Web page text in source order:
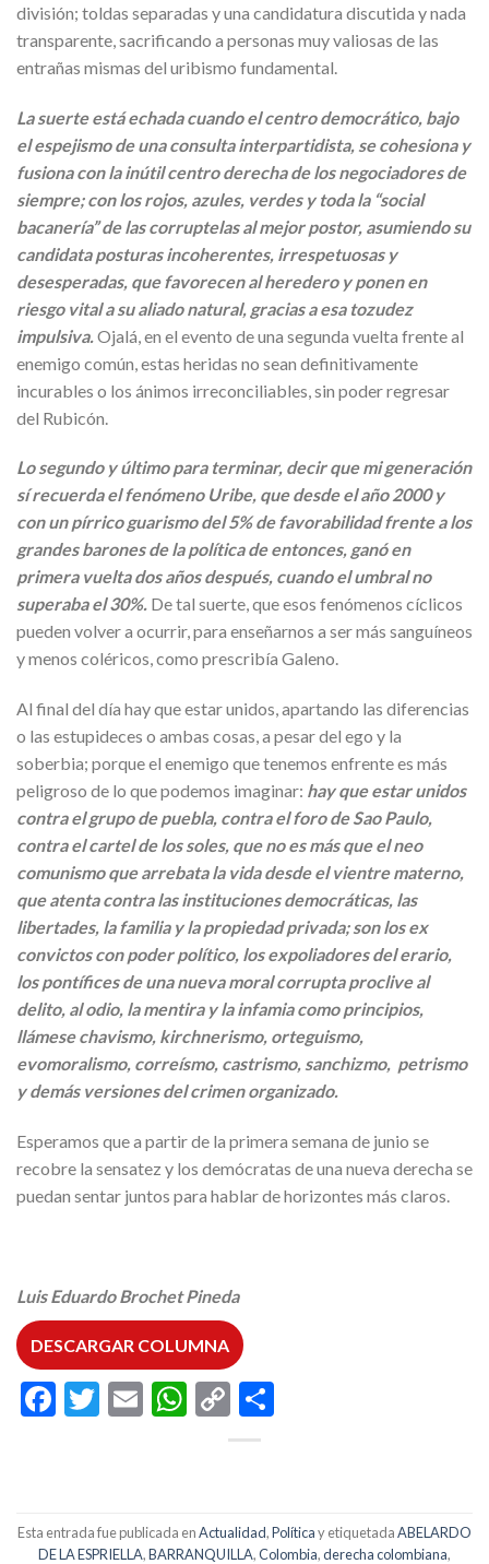
división; toldas separadas y una candidatura discutida y nada
transparente, sacrificando a personas muy valiosas de las
entrañas mismas del uribismo fundamental.
La suerte está echada cuando el centro democrático, bajo
el espejismo de una consulta interpartidista, se cohesiona y
fusiona con la inútil centro derecha de los negociadores de
siempre; con los rojos, azules, verdes y toda la “social
bacanería” de las corruptelas al mejor postor, asumiendo su
candidata posturas incoherentes, irrespetuosas y
desesperadas, que favorecen al heredero y ponen en
riesgo vital a su aliado natural, gracias a esa tozudez
impulsiva. Ojalá, en el evento de una segunda vuelta frente al
enemigo común, estas heridas no sean definitivamente
incurables o los ánimos irreconciliables, sin poder regresar
del Rubicón.
Lo segundo y último para terminar, decir que mi generación
sí recuerda el fenómeno Uribe, que desde el año 2000 y
con un pírrico guarismo del 5% de favorabilidad frente a los
grandes barones de la política de entonces, ganó en
primera vuelta dos años después, cuando el umbral no
superaba el 30%. De tal suerte, que esos fenómenos cíclicos
pueden volver a ocurrir, para enseñarnos a ser más sanguíneos
y menos coléricos, como prescribía Galeno.
Al final del día hay que estar unidos, apartando las diferencias
o las estupideces o ambas cosas, a pesar del ego y la
soberbia; porque el enemigo que tenemos enfrente es más
peligroso de lo que podemos imaginar: hay que estar unidos
contra el grupo de puebla, contra el foro de Sao Paulo,
contra el cartel de los soles, que no es más que el neo
comunismo que arrebata la vida desde el vientre materno,
que atenta contra las instituciones democráticas, las
libertades, la familia y la propiedad privada; son los ex
convictos con poder político, los expoliadores del erario,
los pontífices de una nueva moral corrupta proclive al
delito, al odio, la mentira y la infamia como principios,
llámese chavismo, kirchnerismo, orteguismo,
evomoralismo, correísmo, castrismo, sanchizmo, petrismo
y demás versiones del crimen organizado.
Esperamos que a partir de la primera semana de junio se
recobre la sensatez y los demócratas de una nueva derecha se
puedan sentar juntos para hablar de horizontes más claros.
Luis Eduardo Brochet Pineda
DESCARGAR COLUMNA
Facebook
Twitter
EmailWhatsApp
Copy
Link
Esta entrada fue publicada enActualidad,Políticay etiquetadaABELARDO
DE LA ESPRIELLA,BARRANQUILLA,Colombia,derecha colombiana,